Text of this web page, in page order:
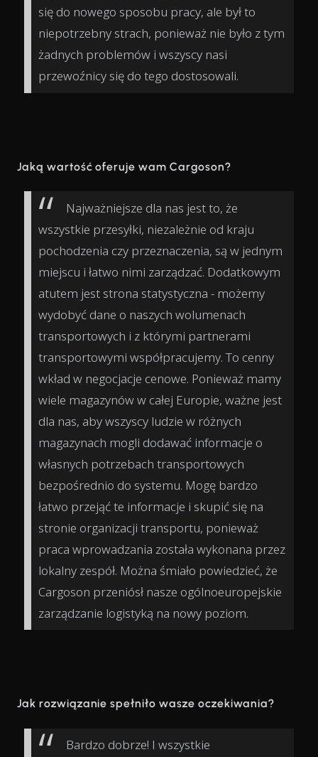
się do nowego sposobu pracy, ale był to
niepotrzebny strach, ponieważ nie było z tym
żadnych problemów i wszyscy nasi
przewoźnicy się do tego dostosowali.
Jaką wartość oferuje wam Cargoson?
Najważniejsze dla nas jest to, że
wszystkie przesyłki, niezależnie od kraju
pochodzenia czy przeznaczenia, są w jednym
miejscu i łatwo nimi zarządzać. Dodatkowym
atutem jest strona statystyczna - możemy
wydobyć dane o naszych wolumenach
transportowych i z którymi partnerami
transportowymi współpracujemy. To cenny
wkład w negocjacje cenowe. Ponieważ mamy
wiele magazynów w całej Europie, ważne jest
dla nas, aby wszyscy ludzie w różnych
magazynach mogli dodawać informacje o
własnych potrzebach transportowych
bezpośrednio do systemu. Mogę bardzo
łatwo przejąć te informacje i skupić się na
stronie organizacji transportu, ponieważ
praca wprowadzania została wykonana przez
lokalny zespół. Można śmiało powiedzieć, że
Cargoson przeniósł nasze ogólnoeuropejskie
zarządzanie logistyką na nowy poziom.
Jak rozwiązanie spełniło wasze oczekiwania?
Bardzo dobrze! I wszystkie